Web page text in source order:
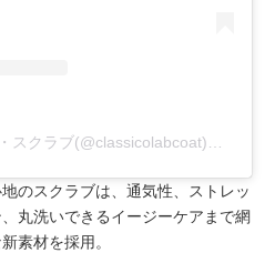
のスクラブは、通気性、ストレッ
丸洗いできるイージーケアまで網
素材を採用。